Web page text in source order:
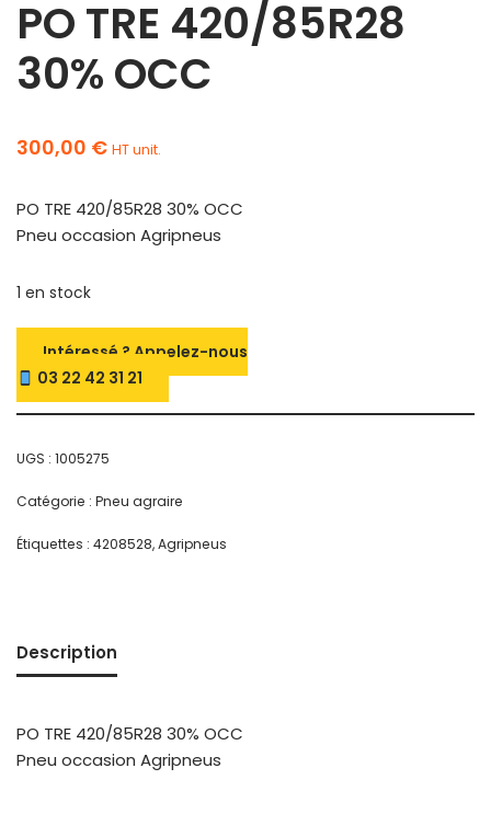
PO TRE 420/85R28
30% OCC
300,00 € HT unit.
PO TRE 420/85R28 30% OCC
Pneu occasion Agripneus
1 en stock
Intéressé ? Appelez-nous
03 22 42 31 21
UGS : 1005275
Catégorie : Pneu agraire
Étiquettes : 4208528,Agripneus
Description
PO TRE 420/85R28 30% OCC
Pneu occasion Agripneus